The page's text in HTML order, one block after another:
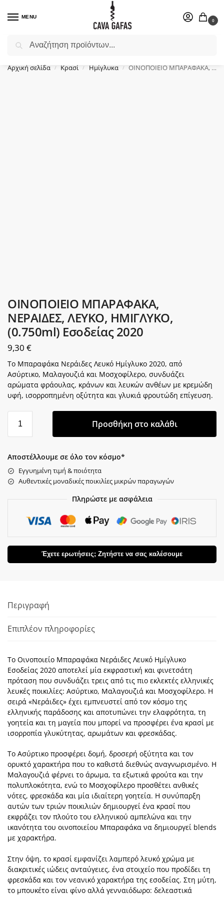
MENU
0
Επιλέξτε ένα δώρο για το αγαπημένο σας πρόσωπο.
Αρχική σελίδα / Κρασί / Ημίγλυκα / ΟΙΝΟΠΟΙΕΙΟ ΜΠΑΡΑΦΑΚΑ, ΝΕΡΑΙΔΕΣ, ΛΕΥΚΟ, ΗΜΙΓΛΥΚΟ, (0.750ml) Εσοδείας 2020
ΟΙΝΟΠΟΙΕΙΟ ΜΠΑΡΑΦΑΚΑ,
ΝΕΡΑΙΔΕΣ, ΛΕΥΚΟ, ΗΜΙΓΛΥΚΟ,
(0.750ml) Εσοδείας 2020
9,30 €
Το Μπαραφάκα Νεράιδες Λευκό Ημίγλυκο 2020, από
Ασύρτικο, Μαλαγουζιά και Μοσχοφίλερο, συνδυάζει
αρώματα φράουλας, κράνων και λευκών ανθέων με κρεμώδη
υφή, ισορροπημένη οξύτητα και γλυκιά φρουτώδη επίγευση.
Προσθήκη στο καλάθι
Αποστέλλουμε σε όλο τον κόσμο*
Εγγυημένη τιμή & ποιότητα
Αυθεντικές μοναδικές ποικιλίες μικρών παραγωγών
Πληρώστε με ασφάλεια
Έχετε ερωτήσεις; Ζητήστε να σας καλέσουμε
Περιγραφή
Επιπλέον πληροφορίες
Το Οινοποιείο Μπαραφάκα Νεράιδες Λευκό Ημίγλυκο
Εσοδείας 2020 αποτελεί μία εκφραστική και φινετσάτη
πρόταση που συνδυάζει τρεις από τις πιο εκλεκτές ελληνικές
λευκές ποικιλίες: Ασύρτικο, Μαλαγουζιά και Μοσχοφίλερο. Η
σειρά «Νεράιδες» έχει εμπνευστεί από τον κόσμο της
ελληνικής παράδοσης και αποτυπώνει την ελαφρότητα, τη
γοητεία και τη μαγεία που μπορεί να προσφέρει ένα κρασί με
ισορροπία γλυκύτητας, αρωμάτων και φρεσκάδας.
Το Ασύρτικο προσφέρει δομή, δροσερή οξύτητα και τον
ορυκτό χαρακτήρα που το καθιστά διεθνώς αναγνωρισμένο. Η
Μαλαγουζιά φέρνει το άρωμα, τα εξωτικά φρούτα και την
πολυπλοκότητα, ενώ το Μοσχοφίλερο προσθέτει ανθικές
νότες, φρεσκάδα και μία ιδιαίτερη γοητεία. Η συνύπαρξη
αυτών των τριών ποικιλιών δημιουργεί ένα κρασί που
εκφράζει τον πλούτο του ελληνικού αμπελώνα και την
ικανότητα του οινοποιείου Μπαραφάκα να δημιουργεί blends
με χαρακτήρα.
Στην όψη, το κρασί εμφανίζει λαμπερό λευκό χρώμα με
διακριτικές ιώδεις ανταύγειες, ένα στοιχείο που προδίδει τη
φρεσκάδα και τον νεανικό χαρακτήρα της εσοδείας. Στη μύτη,
το μπουκέτο είναι φίνο αλλά γενναιόδωρο: δελεαστικά